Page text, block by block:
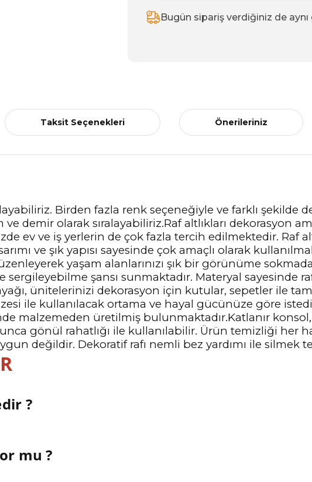
Bugün sipariş verdiğiniz de
Taksit Seçenekleri Önerileriniz
Birden fazla renk seçeneğiyle ve farklı şekilde
demir olarak sıralayabiliriz.Raf altlıkları dekorasyon
ev ve iş yerlerin de çok fazla tercih edilmektedir. Raf
ve şık yapısı sayesinde çok amaçlı olarak
yaşam alanlarınızı şık bir görünüme
sergileyebilme şansı sunmaktadır. Materyal sayesinde
ünitelerinizi dekorasyon için kutular, sepetler ile
ile kullanılacak ortama ve hayal gücünüze göre
malzemeden üretilmiş bulunmaktadır.Katlanır konsol,
gönül rahatlığı ile kullanılabilir. Ürün temizliği her
değildir. Dekoratif rafı nemli bez yardımı ile silmek
?
mu ?